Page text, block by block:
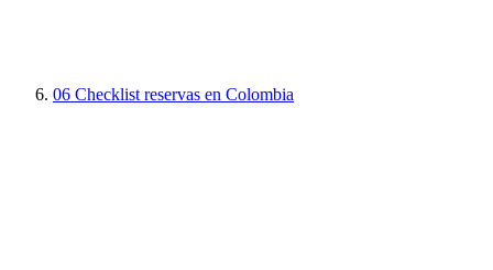
06 Checklist reservas en Colombia